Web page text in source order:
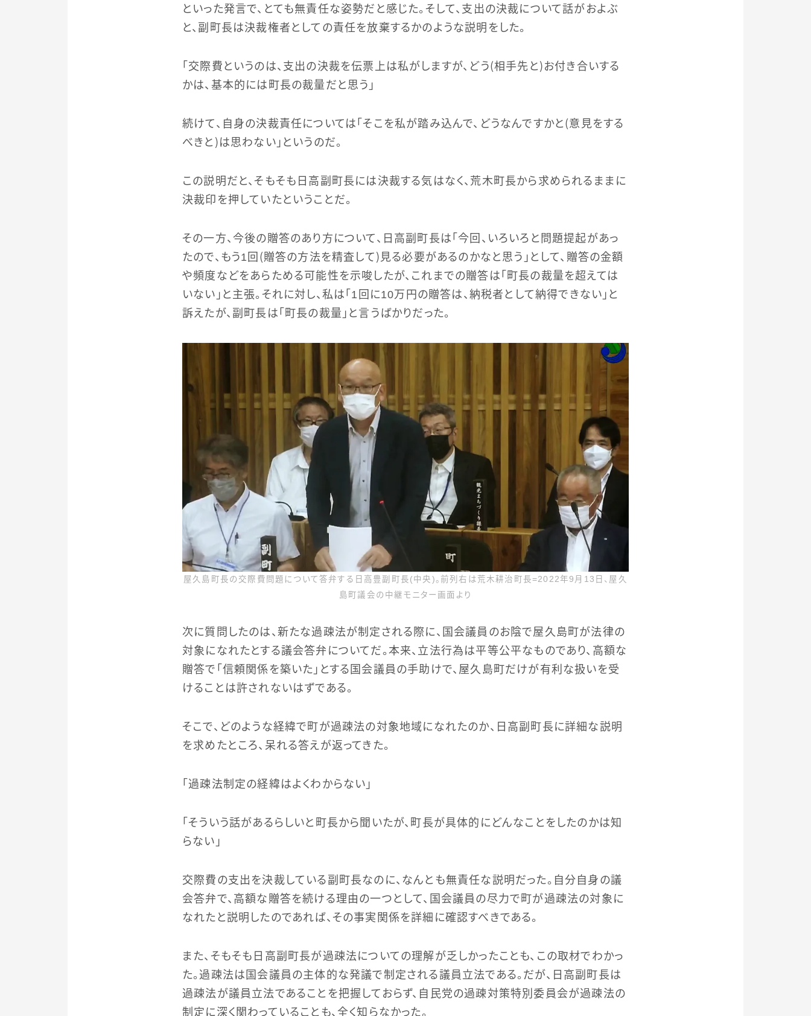
といった発言で、とても無責任な姿勢だと感じた。そして、支出の決裁について話がおよぶ
と、副町長は決裁権者としての責任を放棄するかのような説明をした。
「交際費というのは、支出の決裁を伝票上は私がしますが、どう（相手先と）お付き合いする
かは、基本的には町長の裁量だと思う」
続けて、自身の決裁責任については「そこを私が踏み込んで、どうなんですかと（意見をする
べきと）は思わない」というのだ。
この説明だと、そもそも日高副町長には決裁する気はなく、荒木町長から求められるままに
決裁印を押していたということだ。
その一方、今後の贈答のあり方について、日高副町長は「今回、いろいろと問題提起があっ
たので、もう1回（贈答の方法を精査して）見る必要があるのかなと思う」として、贈答の金額
や頻度などをあらためる可能性を示唆したが、これまでの贈答は「町長の裁量を超えては
いない」と主張。それに対し、私は「1回に10万円の贈答は、納税者として納得できない」と
訴えたが、副町長は「町長の裁量」と言うばかりだった。
屋久島町長の交際費問題について答弁する日高豊副町長(中央)。前列右は荒木耕治町長=2022年9月13日、屋久
島町議会の中継モニター画面より
次に質問したのは、新たな過疎法が制定される際に、国会議員のお陰で屋久島町が法律の
対象になれたとする議会答弁についてだ。本来、立法行為は平等公平なものであり、高額な
贈答で「信頼関係を築いた」とする国会議員の手助けで、屋久島町だけが有利な扱いを受
けることは許されないはずである。
そこで、どのような経緯で町が過疎法の対象地域になれたのか、日高副町長に詳細な説明
を求めたところ、呆れる答えが返ってきた。
「過疎法制定の経緯はよくわからない」
「そういう話があるらしいと町長から聞いたが、町長が具体的にどんなことをしたのかは知
らない」
交際費の支出を決裁している副町長なのに、なんとも無責任な説明だった。自分自身の議
会答弁で、高額な贈答を続ける理由の一つとして、国会議員の尽力で町が過疎法の対象に
なれたと説明したのであれば、その事実関係を詳細に確認すべきである。
また、そもそも日高副町長が過疎法についての理解が乏しかったことも、この取材でわかっ
た。過疎法は国会議員の主体的な発議で制定される議員立法である。だが、日高副町長は
過疎法が議員立法であることを把握しておらず、自民党の過疎対策特別委員会が過疎法の
制定に深く関わっていることも、全く知らなかった。